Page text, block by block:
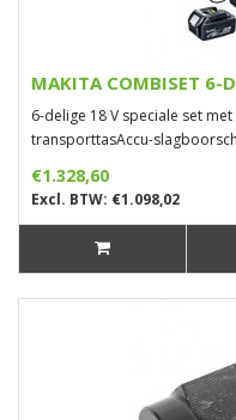
MAKITA COMBISET 6-
6-delige 18 V speciale set
transporttasAccu-
€1.328,60
Excl. BTW: €1.098,02